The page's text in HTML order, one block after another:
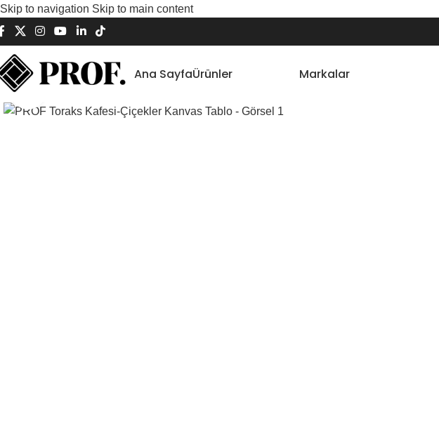
Skip to navigation Skip to main content
Ana SayfaÜrünler Markalar